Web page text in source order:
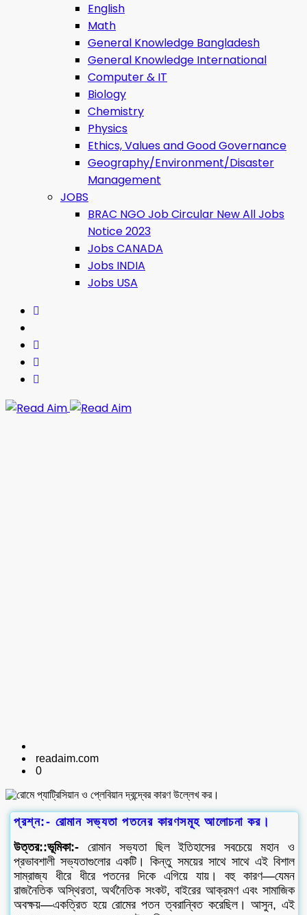
English
Math
General Knowledge Bangladesh
General Knowledge International
Computer & IT
Biology
Chemistry
Physics
Ethics, Values ​​and Good Governance
Geography/Environment/Disaster
Management
JOBS
BRAC NGO Job Circular New All Jobs
Notice 2023
Jobs CANADA
Jobs INDIA
Jobs USA
Read Aim
readaim.com
0
প্রশ্ন:- রোমান সভ্যতা পতনের কারণসমূহ আলোচনা কর।
উত্তর::ভূমিকা:- রোমান সভ্যতা ছিল ইতিহাসের সবচেয়ে মহান ও
প্রভাবশালী সভ্যতাগুলোর একটি। কিন্তু সময়ের সাথে সাথে এই বিশাল
সাম্রাজ্য ধীরে ধীরে পতনের দিকে এগিয়ে যায়। বহু কারণ—যেমন
রাজনৈতিক অস্থিরতা, অর্থনৈতিক সংকট, বাইরের আক্রমণ এবং সামাজিক
অবক্ষয়—একত্রিত হয়ে রোমের পতন ত্বরান্বিত করেছিল। আসুন, এই